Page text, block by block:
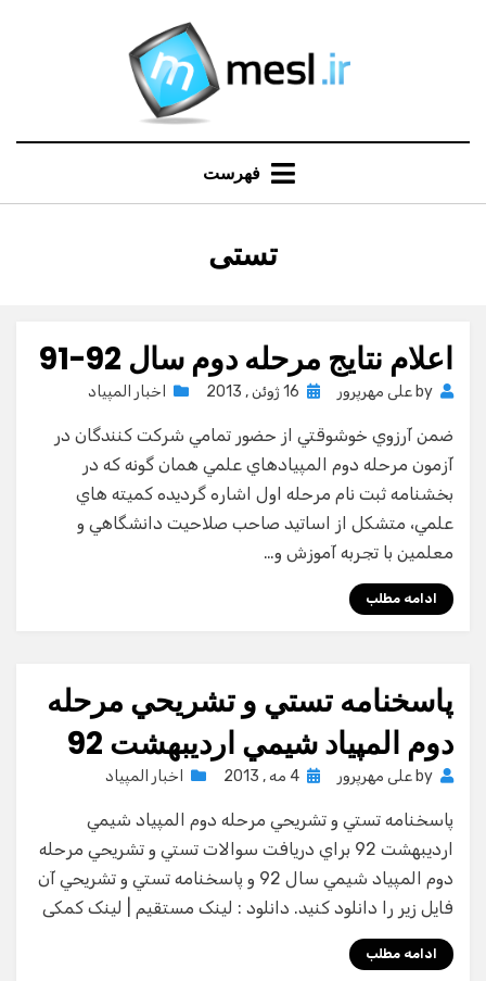
فهرست
برچسب
:
تستی
اعلام نتايج مرحله دوم سال 92-91
by علی مهرپرور
Posted
16 ژوئن , 2013 اخبار المپیاد
ضمن آرزوي خوشوقتي از حضور تمامي شركت كنندگان در
آزمون مرحله دوم المپيادهاي علمي همان گونه كه در
بخشنامه ثبت نام مرحله اول اشاره گرديده كميته هاي
علمي، متشكل از اساتيد صاحب صلاحيت دانشگاهي و
معلمين با تجربه آموزش و…
ادامه مطلب
پاسخنامه تستي و تشريحي مرحله
دوم المپياد شيمي ارديبهشت 92
by علی مهرپرور
Posted
4 مه , 2013 اخبار المپیاد
پاسخنامه تستي و تشريحي مرحله دوم المپياد شيمي
ارديبهشت 92 براي دريافت سوالات تستي و تشريحي مرحله
دوم المپياد شيمي سال 92 و پاسخنامه تستي و تشريحي آن
فايل زير را دانلود كنيد. دانلود : لینک مستقیم | لینک کمکی
ادامه مطلب